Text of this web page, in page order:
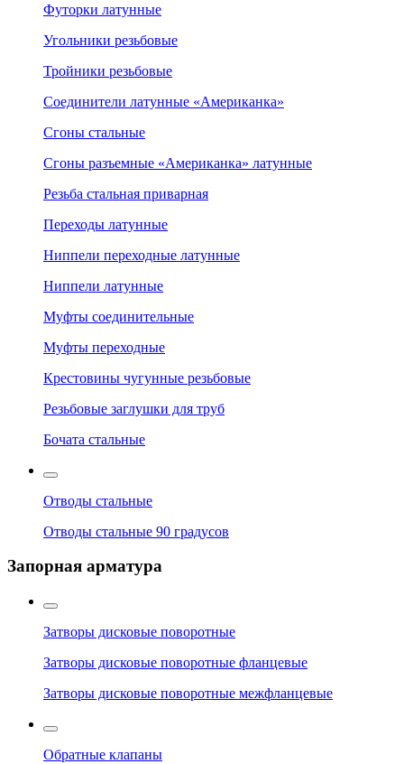
Футорки латунные
Угольники резьбовые
Тройники резьбовые
Соединители латунные «Американка»
Сгоны стальные
Сгоны разъемные «Американка» латунные
Резьба стальная приварная
Переходы латунные
Ниппели переходные латунные
Ниппели латунные
Муфты соединительные
Муфты переходные
Крестовины чугунные резьбовые
Резьбовые заглушки для труб
Бочата стальные
Отводы стальные
Отводы стальные 90 градусов
Запорная арматура
Затворы дисковые поворотные
Затворы дисковые поворотные фланцевые
Затворы дисковые поворотные межфланцевые
Обратные клапаны